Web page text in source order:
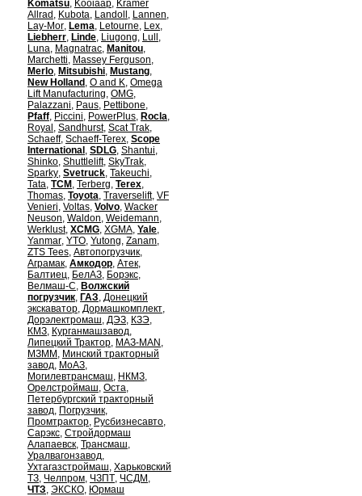
Komatsu, Kooiaap, Kramer
Allrad , Kubota, Landoll , Lannen,
Lay-Mor, Lema, Letourne, Lex,
Liebherr, Linde, Liugong, Lull ,
Luna, Magnatrac, Manitou,
Marchetti, Massey Ferguson,
Merlo, Mitsubishi, Mustang,
New Holland , O and K, Omega
Lift Manufacturing, OMG,
Palazzani, Paus, Pettibone,
Pfaff, Piccini, PowerPlus, Rocla,
Royal , Sandhurst, Scat Trak,
Schaeff, Schaeff-Terex, Scope
International , SDLG, Shantui,
Shinko, Shuttlelift, SkyTrak,
Sparky, Svetruck, Takeuchi,
Tata, TCM , Terberg, Terex,
Thomas, Toyota, Traverselift, VF
Venieri, Voltas, Volvo, Wacker
Neuson, Waldon, Weidemann,
Werklust, XCMG, XGMA, Yale,
Yanmar, YTO, Yutong, Zanam,
ZTS Tees, Автопогрузчик,
Аграмак, Амкодор, Атек,
Балтиец, БелАЗ, Борэкс,
Велмаш-С, Волжский
погрузчик, ГАЗ, Донецкий
экскаватор, Дормашкомплект,
Дорэлектромаш, ДЭЗ, КЗЭ,
КМЗ, Курганмашзавод,
Липецкий Трактор, МАЗ-MAN ,
МЗММ , Минский тракторный
завод, МоАЗ,
Могилевтрансмаш, НКМЗ,
Орелстроймаш, Оста,
Петербургский тракторный
завод, Погрузчик,
Промтрактор, Русбизнесавто,
Сарэкс, Стройдормаш
Алапаевск, Трансмаш,
Уралвагонзавод,
Ухтагазстроймаш, Харьковский
ТЗ, Челпром, ЧЗПТ, ЧСДМ ,
ЧТЗ, ЭКСКО, Юрмаш